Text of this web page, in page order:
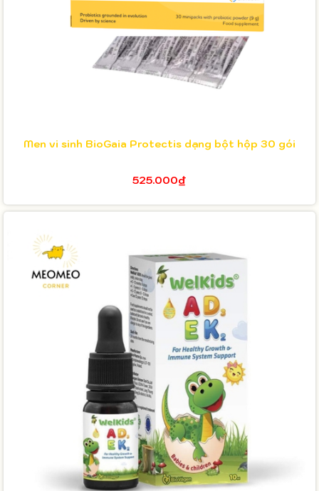
Men vi sinh BioGaia Protectis dạng bột hộp 30 gói
525.000₫